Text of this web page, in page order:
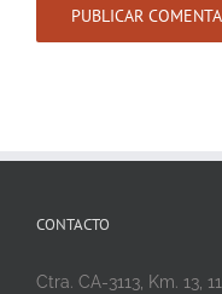
CONTACTO
Ctra. CA-3113, Km. 13,